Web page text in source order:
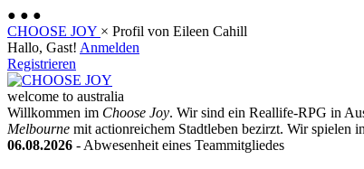
● ● ●
CHOOSE JOY × Profil von Eileen Cahill
Hallo, Gast! Anmelden
Registrieren
welcome to australia
Willkommen im Choose Joy. Wir sind ein Reallife-RPG in
Melbourne mit actionreichem Stadtleben bezirzt. Wir spielen
06.08.2026 - Abwesenheit eines Teammitgliedes